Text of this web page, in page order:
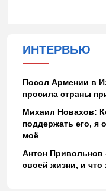
ИНТЕРВЬЮ
Посол Армении в
просила страны
Михаил Новахов:
поддержать его, я
моё
Антон Привольнов
своей жизни, и что